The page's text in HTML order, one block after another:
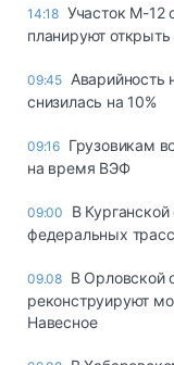
14:18 Участок М-12
планируют
09:45 Аварийность
снизилась на 10%
09:16 Грузовикам
на время ВЭФ
09:00
В
федеральных
09.08 В Орловской
реконструируют
Навесное